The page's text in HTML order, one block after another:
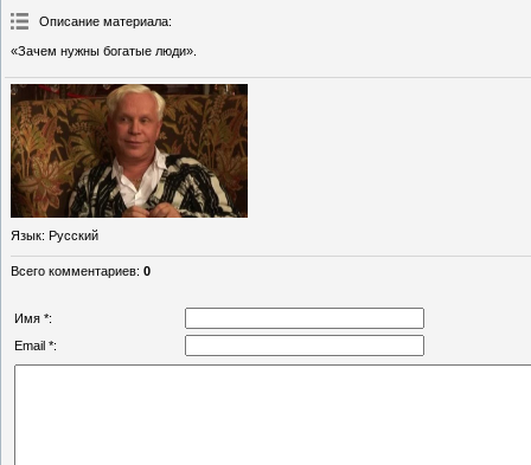
Описание материала:
«Зачем нужны богатые люди».
Язык: Русский
Всего комментариев: 0
Имя *:
Email *: